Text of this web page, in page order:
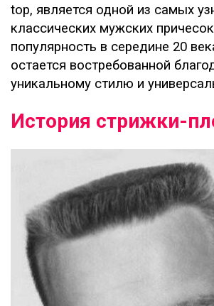
top, является одной из самых
классических мужских
популярность в середине 20
остается востребованной
уникальному стилю и
История стрижки-